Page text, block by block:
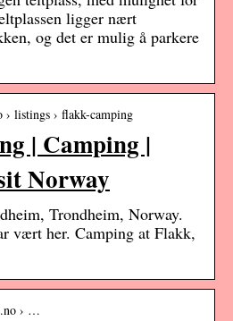
ligger nært
og det er mulig å parkere
listings › flakk-camping
| Camping |
Norway
Trondheim, Norway.
vært her. Camping at Flakk,
› …